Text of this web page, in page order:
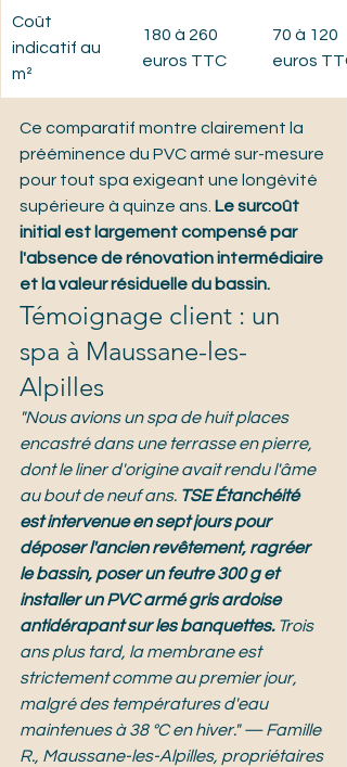
Coût
indicatif au
m²
180 à 260
euros TTC
70 à 120
euros TTC
Ce comparatif montre clairement la
prééminence du PVC armé sur-mesure
pour tout spa exigeant une longévité
supérieure à quinze ans. Le surcoût
initial est largement compensé par
l'absence de rénovation intermédiaire
et la valeur résiduelle du bassin.
Témoignage client : un
spa à Maussane-les-
Alpilles
"Nous avions un spa de huit places
encastré dans une terrasse en pierre,
dont le liner d'origine avait rendu l'âme
au bout de neuf ans. TSE Étanchéité
est intervenue en sept jours pour
déposer l'ancien revêtement, ragréer
le bassin, poser un feutre 300 g et
installer un PVC armé gris ardoise
antidérapant sur les banquettes. Trois
ans plus tard, la membrane est
strictement comme au premier jour,
malgré des températures d'eau
maintenues à 38 °C en hiver." — Famille
R., Maussane-les-Alpilles, propriétaires